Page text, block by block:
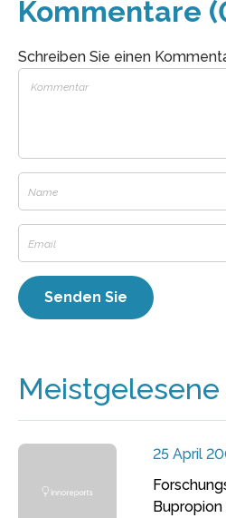
Kommentare
Schreiben Sie einen
25 April